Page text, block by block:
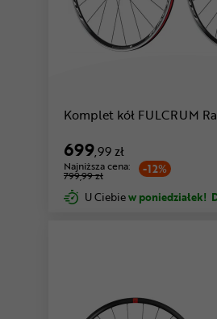
Komplet kół FULCRUM
699,99 zł
-12%
Najniższa cena:
799,99 zł
U Ciebiew poniedziałek!